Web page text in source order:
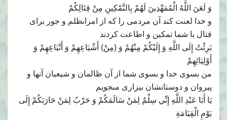
وَ لَعَنَ اللَّهُ الْمُمَهِّدِينَ لَهُمْ بِالتَّمْكِينِ مِنْ قِتَالِكُمْ‏
و خدا لعنت كند آن مردمى را كه از امراى‏ظلم و جور براى
قتال با شما تمكين و اطاعت كردند
بَرِئْتُ إِلَى اللَّهِ وَ إِلَيْكُمْ مِنْهُمْ وَ (مِنْ) أَشْيَاعِهِمْ وَ أَتْبَاعِهِمْ وَ
أَوْلِيَائِهِمْ‏
من بسوى خدا و بسوى شما از آن ظالمان و شيعيان آنها و
پيروان و دوستانشان بيزارى مى‏جويم
يَا أَبَا عَبْدِ اللَّهِ إِنِّي سِلْمٌ لِمَنْ سَالَمَكُمْ وَ حَرْبٌ لِمَنْ حَارَبَكُمْ إِلَى
يَوْمِ الْقِيَامَةِ